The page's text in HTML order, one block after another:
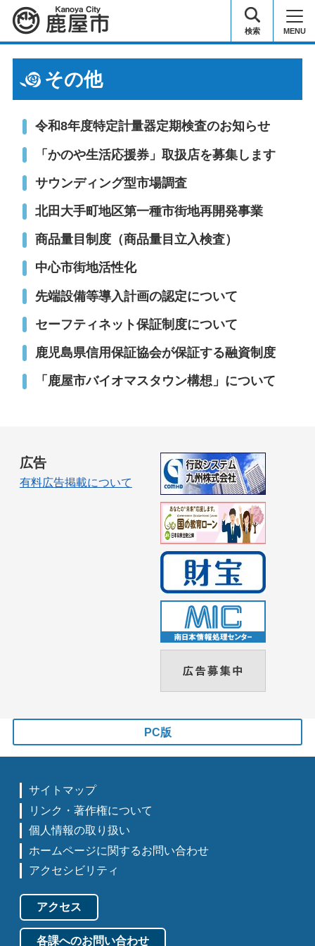
鹿屋市 検索 MENU
その他
令和8年度特定計量器定期検査のお知らせ
「かのや生活応援券」取扱店を募集します
サウンディング型市場調査
北田大手町地区第一種市街地再開発事業
商品量目制度（商品量目立入検査）
中心市街地活性化
先端設備等導入計画の認定について
セーフティネット保証制度について
鹿児島県信用保証協会が保証する融資制度
「鹿屋市バイオマスタウン構想」について
広告
有料広告掲載について
PC版
サイトマップ
リンク・著作権について
個人情報の取り扱い
ホームページに関するお問い合わせ
アクセシビリティ
アクセス
各課へのお問い合わせ